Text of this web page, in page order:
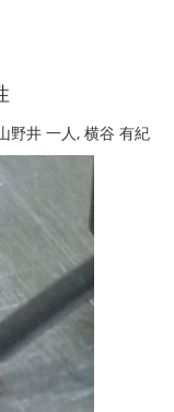
野井 一人, 横谷 有紀